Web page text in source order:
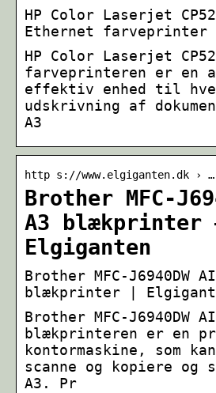
HP Color Laserjet
Ethernet farveprinter
HP Color Laserjet
farveprinteren er en
effektiv enhed til
udskrivning af
A3
http s://www.elgiganten.dk ›
Brother MFC-
A3 blækprinter
Elgiganten
Brother MFC-J6940DW
blækprinter |
Brother MFC-J6940DW
blækprinteren er en
kontormaskine, som
scanne og kopiere og
A3. Pr